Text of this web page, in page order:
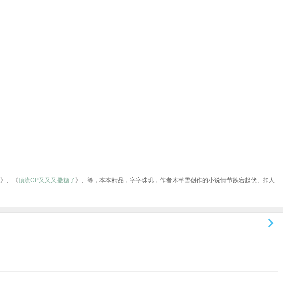
》、《顶流CP又又又撒糖了》、等，本本精品，字字珠玑，作者木芊雪创作的小说情节跌宕起伏、扣人